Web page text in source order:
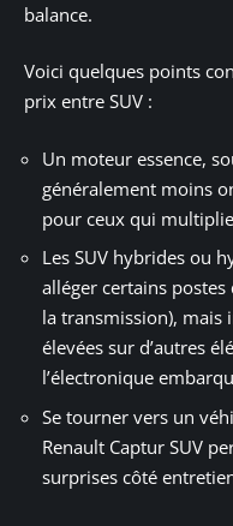
balance.
Voici quelques points
prix entre SUV :
Un moteur essence,
généralement moins
pour ceux qui
Les SUV hybrides ou
alléger certains
la transmission), mais
élevées sur d’autres
l’électronique
Se tourner vers un
Renault Captur SUV
surprises côté